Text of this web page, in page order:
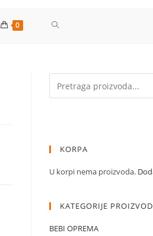
0 TOGGLE
SEARCH
KORPA
U korpi nema proizvoda.
KATEGORIJE
BEBI OPREMA